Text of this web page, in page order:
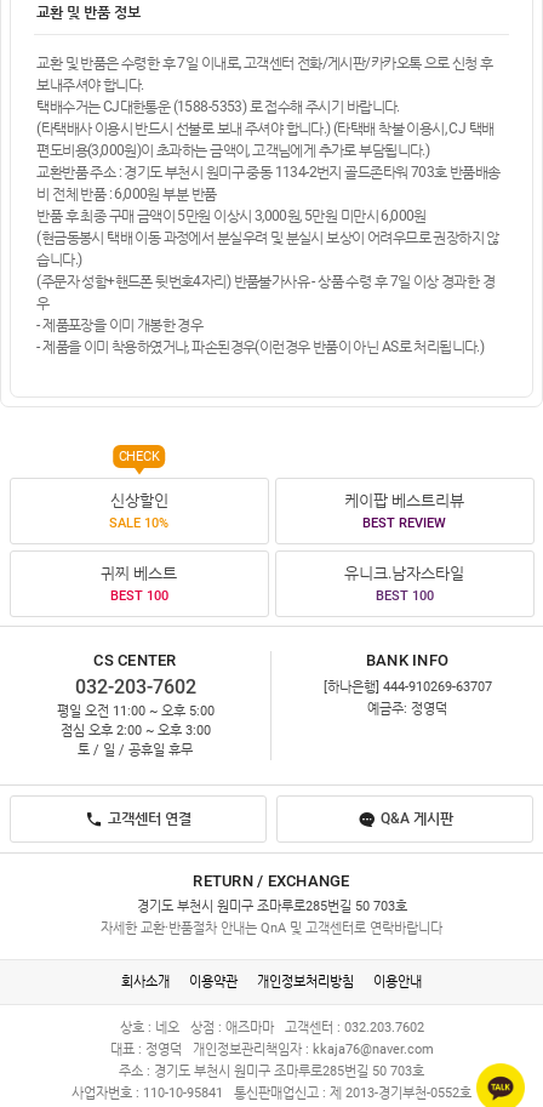
교환 및 반품 정보
교환 및 반품은 수령한 후 7일 이내로, 고객센터 전화/게시판/카카오톡 으로 신청 후
보내주셔야 합니다.
택배수거는 CJ대한통운 (1588-5353) 로 접수해 주시기 바랍니다.
(타택배사 이용시 반드시 선불로 보내 주셔야 합니다.) (타택배 착불 이용시, CJ 택배
편도비용(3,000원)이 초과하는 금액이, 고객님에게 추가로 부담됩니다.)
교환반품 주소 : 경기도 부천시 원미구 중동 1134-2번지 골드존타워 703호 반품배송
비 전체 반품 : 6,000원 부분 반품
반품 후 최종 구매 금액이 5만원 이상시 3,000원, 5만원 미만시 6,000원
(현금동봉시 택배 이동 과정에서 분실우려 및 분실시 보상이 어려우므로 권장하지 않
습니다.)
(주문자 성함+핸드폰 뒷번호4자리) 반품불가사유 - 상품 수령 후 7일 이상 경과한 경
우
- 제품포장을 이미 개봉한 경우
- 제품을 이미 착용하였거나, 파손된경우(이런경우 반품이 아닌 AS로 처리됩니다.)
신상할인
SALE 10%
CHECK
케이팝 베스트리뷰
BEST REVIEW
귀찌 베스트
BEST 100
유니크.남자스타일
BEST 100
CS CENTER
032-203-7602
평일 오전 11:00 ~ 오후 5:00
점심 오후 2:00 ~ 오후 3:00
토 / 일 / 공휴일 휴무
BANK INFO
[하나은행] 444-910269-63707
예금주: 정영덕
고객센터 연결 Q&A 게시판
RETURN / EXCHANGE
경기도 부천시 원미구 조마루로285번길 50 703호
자세한 교환·반품절차 안내는 QnA 및 고객센터로 연락바랍니다
회사소개 이용약관 개인정보처리방침 이용안내
상호 : 네오 상점 : 애즈마마
고객센터 : 032.203.7602
대표 : 정영덕
개인정보관리책임자 : kkaja76@naver.com
주소 : 경기도 부천시 원미구 조마루로285번길 50 703호
사업자번호 : 110-10-95841
통신판매업신고 : 제 2013-경기부천-0552호